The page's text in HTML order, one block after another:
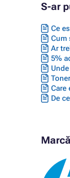
Cartus
Cartus
Cartus
Cartus
Cartus
Cartus
Cartus
Cartus
Cartus
Cartus
Cartus
Cartus
S-ar
Ce
Cum
Ar
5%
Care
De